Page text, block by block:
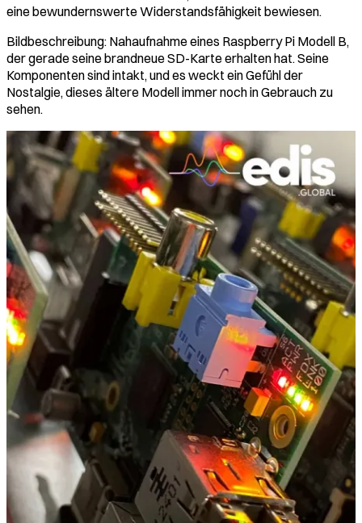
eine bewundernswerte Widerstandsfähigkeit bewiesen.
Bildbeschreibung: Nahaufnahme eines Raspberry Pi Modell B,
der gerade seine brandneue SD-Karte erhalten hat. Seine
Komponenten sind intakt, und es weckt ein Gefühl der
Nostalgie, dieses ältere Modell immer noch in Gebrauch zu
sehen.